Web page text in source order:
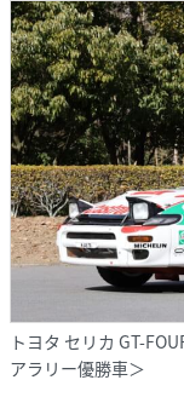
トヨタ セリカ GT-
アラリー優勝車＞